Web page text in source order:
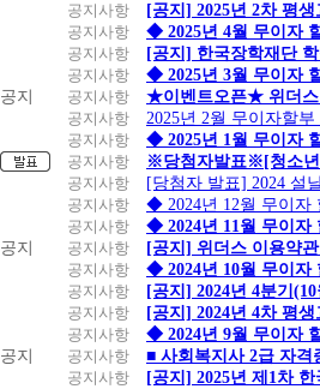
공지사항
[공지] 2025년 2차 평
공지사항
◆ 2025년 4월 무이자
공지사항
[공지] 한국장학재단
공지사항
◆ 2025년 3월 무이자
공지
공지사항
★이벤트오픈★ 위더스
공지사항
2025년 2월 무이자할부
공지사항
◆ 2025년 1월 무이자
공지사항
※당첨자발표※[청소년
공지사항
[당첨자 발표] 2024 설
공지사항
◆ 2024년 12월 무이
공지사항
◆ 2024년 11월 무이
공지
공지사항
[공지] 위더스 이용약
공지사항
◆ 2024년 10월 무이
공지사항
[공지] 2024년 4분기
공지사항
[공지] 2024년 4차 평
공지사항
◆ 2024년 9월 무이자
공지
공지사항
■ 사회복지사 2급 자격
공지사항
[공지] 2025년 제1차